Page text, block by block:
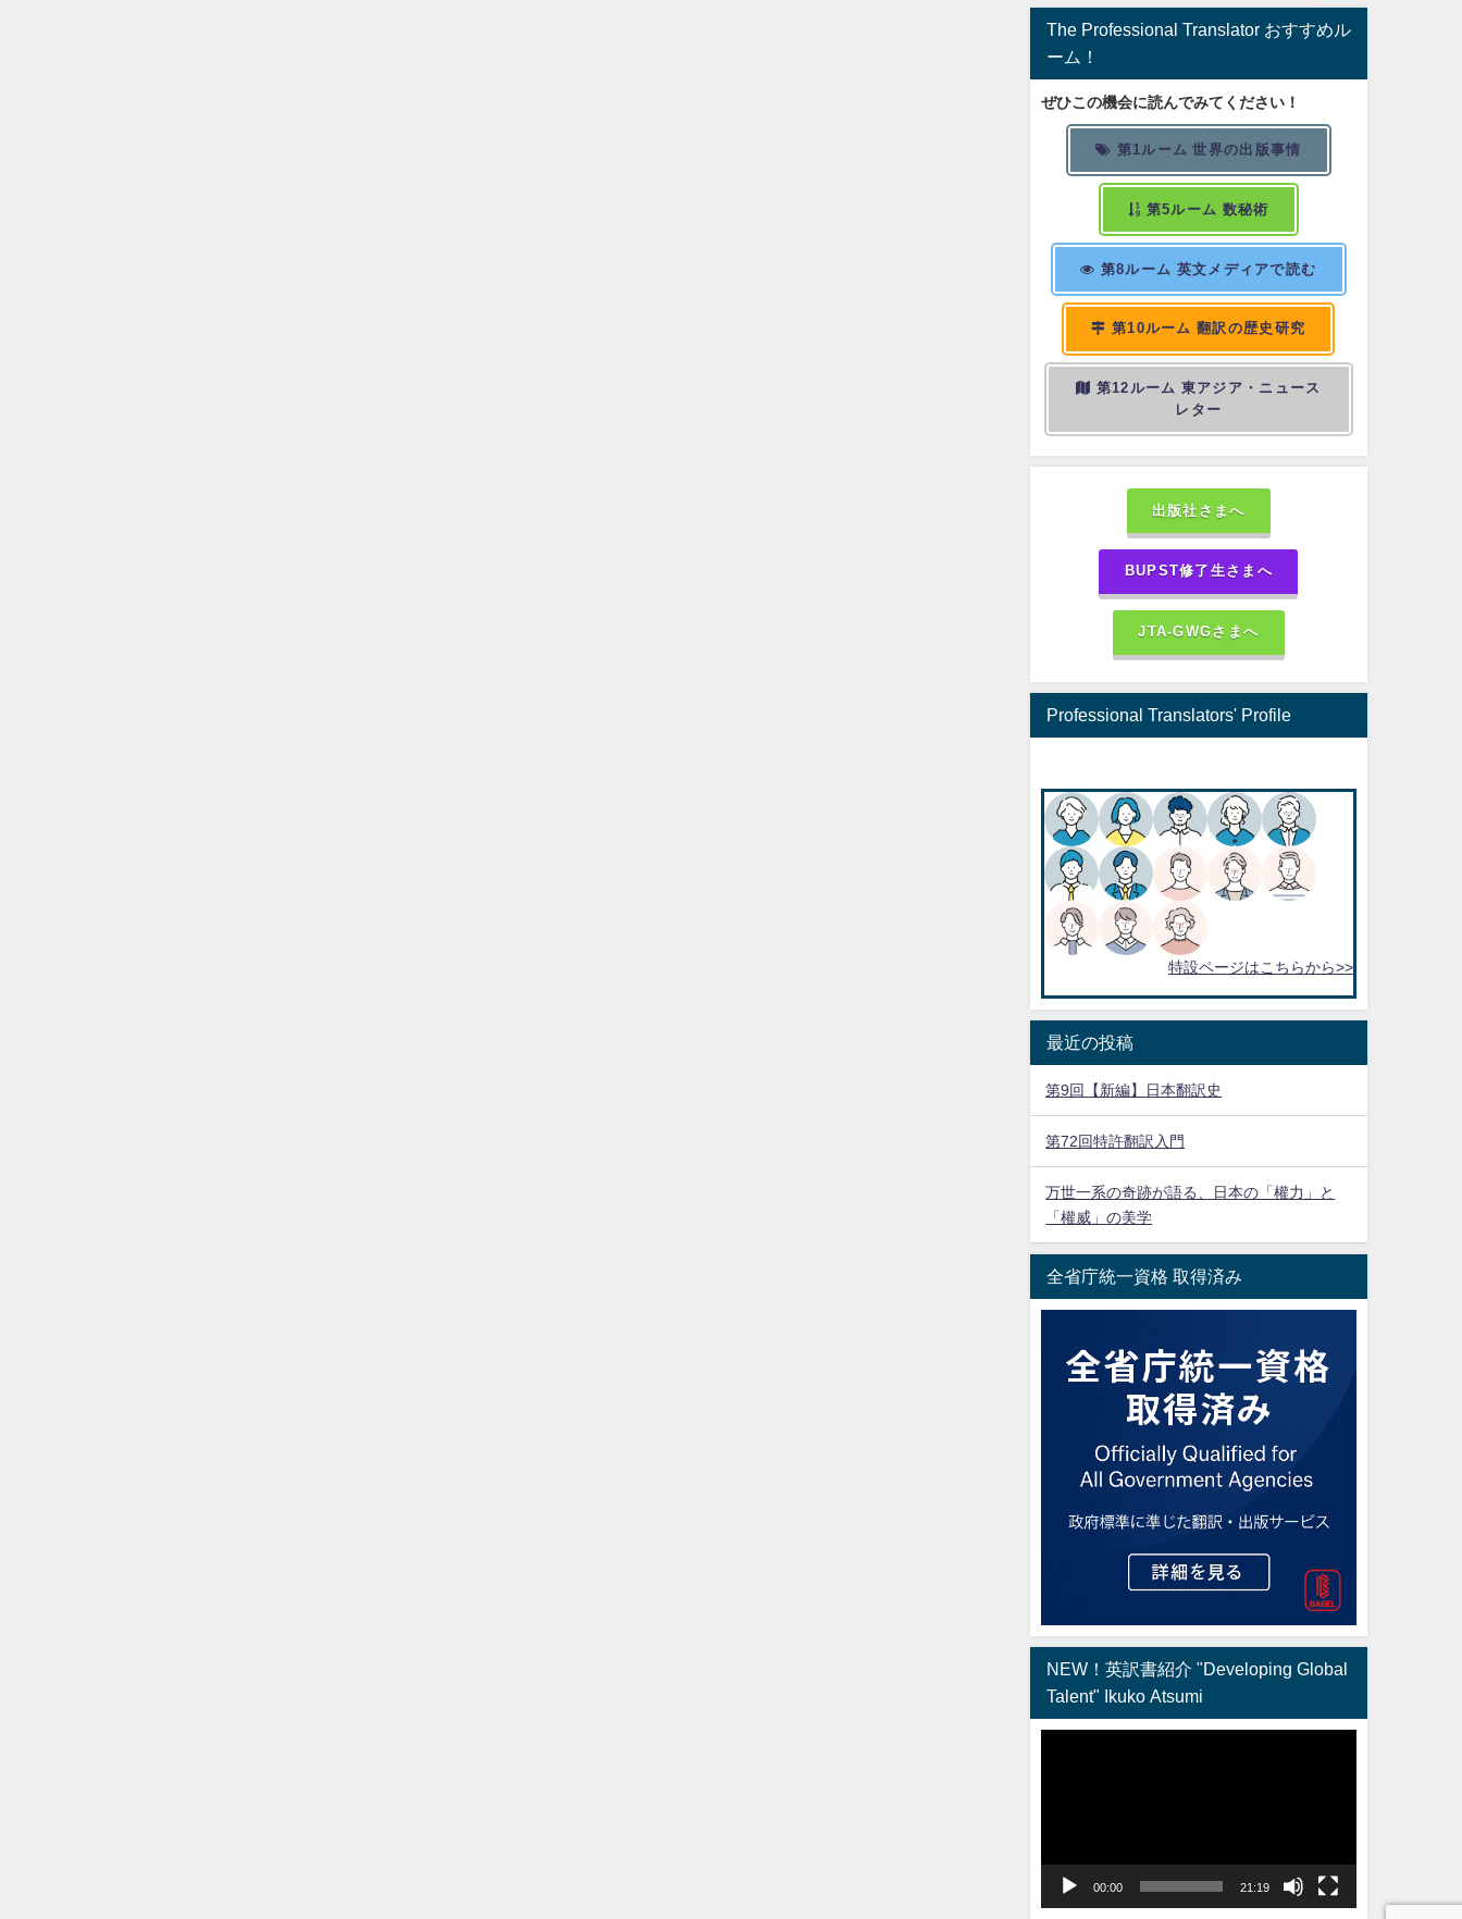
The Professional Translator おすすめル
ーム！
ぜひこの機会に読んでみてください！
第1ルーム 世界の出版事情
第5ルーム 数秘術
第8ルーム 英文メディアで読む
第10ルーム 翻訳の歴史研究
第12ルーム 東アジア・ニュース
レター
出版社さまへ
BUPST修了生さまへ
JTA-GWGさまへ
Professional Translators' Profile
特設ページはこちらから>>
最近の投稿
第9回【新編】日本翻訳史
第72回特許翻訳入門
万世一系の奇跡が語る、日本の「權力」と
「權威」の美学
全省庁統一資格 取得済み
NEW！英訳書紹介 "Developing Global
Talent" Ikuko Atsumi
ー
00:00 21:19